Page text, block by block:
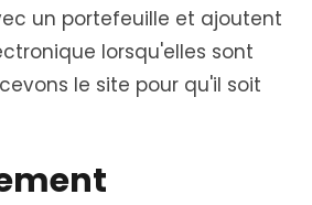
un portefeuille et ajoutent
lorsqu'elles sont
le site pour qu'il soit